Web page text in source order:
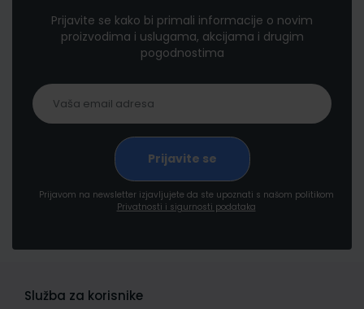
Prijavite se kako bi primali informacije o novim
proizvodima i uslugama, akcijama i drugim
pogodnostima
Prijavom na newsletter izjavljujete da ste upoznati s našom politikom
Privatnosti i sigurnosti podataka
Služba za korisnike